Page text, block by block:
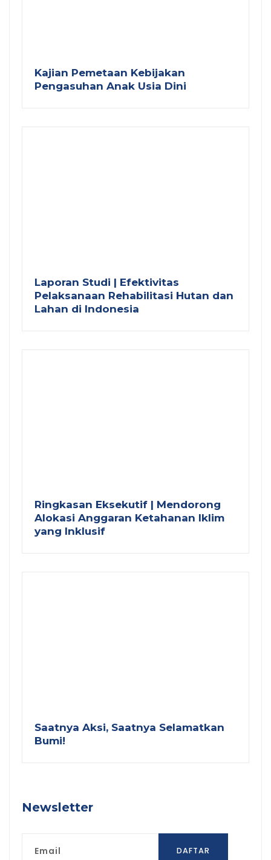
Kajian Pemetaan Kebijakan
Pengasuhan Anak Usia Dini
Laporan Studi | Efektivitas
Pelaksanaan Rehabilitasi Hutan dan
Lahan di Indonesia
Ringkasan Eksekutif | Mendorong
Alokasi Anggaran Ketahanan Iklim
yang Inklusif
Saatnya Aksi, Saatnya Selamatkan
Bumi!
Newsletter
DAFTAR